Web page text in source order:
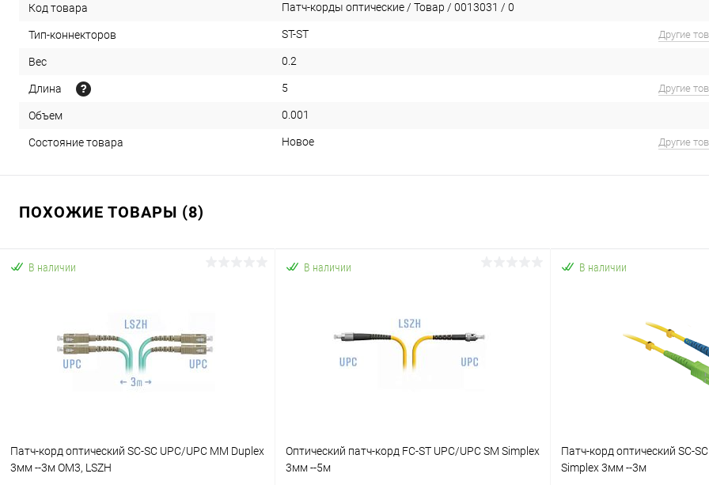
Код товара Патч-корды оптические / Товар / 0013031 / 0
Тип-коннекторов ST-ST Другие
Вес 0.2
Длина 5 Другие
Объем 0.001
Состояние товара Новое Другие
ПОХОЖИЕ ТОВАРЫ (8)
В наличии
Патч-корд оптический SC-SC UPC/UPC MM Duplex
3мм --3м OM3, LSZH
В наличии
Оптический патч-корд FC-ST UPC/UPC SM Simplex
3мм --5м
В наличии
Патч-корд оптический SC-
Simplex 3мм --3м